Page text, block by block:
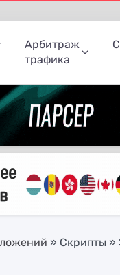
Арбитраж
трафика
» Скрипты »